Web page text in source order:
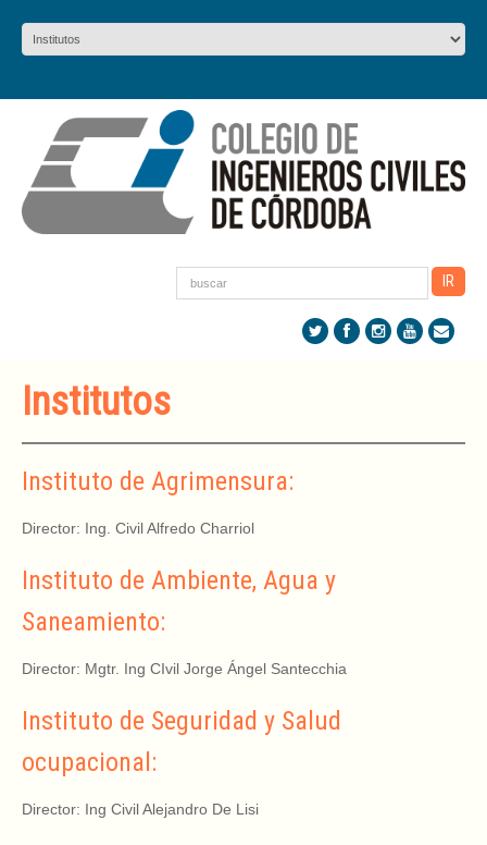
Institutos
Instituto de Agrimensura:
Director: Ing. Civil Alfredo Charriol
Instituto de Ambiente, Agua y
Saneamiento:
Director: Mgtr. Ing CIvil Jorge Ángel Santecchia
Instituto de Seguridad y Salud
ocupacional:
Director: Ing Civil Alejandro De Lisi